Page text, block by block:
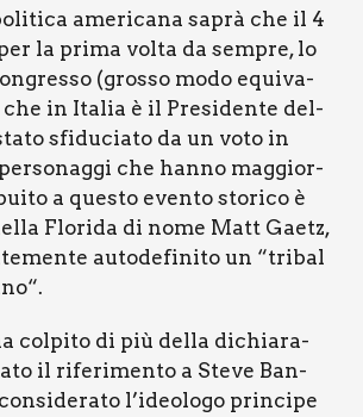
ame­ri­ca­na saprà che il 4
la pri­ma vol­ta da sem­pre, lo
(gros­so modo equi­va­
che in Ita­lia è il Pre­si­den­te del­
sfi­du­cia­to da un voto in
che han­no mag­gior­
a que­sto even­to sto­ri­co è
Flo­ri­da di nome Matt Gae­tz,
auto­de­fi­ni­to un “tri­ba­l
col­pi­to di più del­la dichia­ra­
il rife­ri­men­to a Ste­ve Ban­
l’ideologo prin­ci­pe